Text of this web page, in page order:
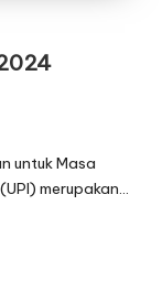
untuk Masa
merupakan…